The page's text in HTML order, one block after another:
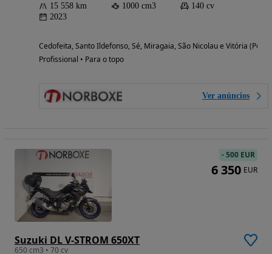
15 558 km 1000 cm3
140 cv
2023
Cedofeita, Santo Ildefonso, Sé, Miragaia, São Nicolau e Vitória (Porto)
Profissional • Para o topo
Ver anúncios
Suzuki DL V-STROM 650XT
650 cm3 • 70 cv
-500 EUR
6 350 EUR